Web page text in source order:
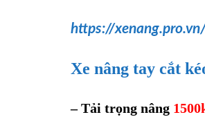
https://
Xe nâng tay cắt
– Tải trọng nâng